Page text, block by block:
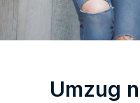
Umzug